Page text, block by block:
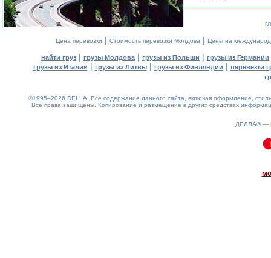
Цена перевозки | Стоимость перевозки Молдова | Цены на
найти груз | грузы Молдова | грузы из Польши | грузы из Германии
грузы из Италии | грузы из Литвы| грузы из Финляндии | перевезти
©1995–2026 DELLA. Все содержание данного сайта, включая оформление,
Все права защищены. Копирование и размещение в других средствах
ДЕЛЛА® —